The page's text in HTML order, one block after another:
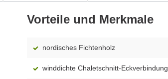
Vorteile und Merkmale
nordisches Fichtenholz
winddichte Chaletschnitt-Eckverbindung